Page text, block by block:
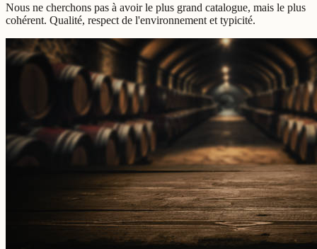
Nous ne cherchons pas à avoir le plus grand catalogue, mais le plus
cohérent. Qualité, respect de l'environnement et typicité.